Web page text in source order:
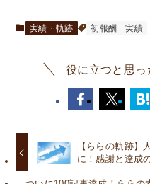
実績・軌跡 初報酬 実績
役に立つと思っ
【ららの軌跡】
に！感謝と達成